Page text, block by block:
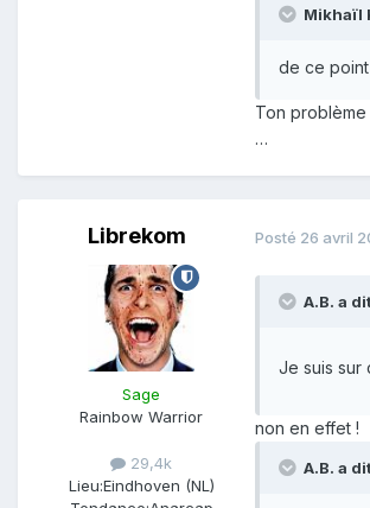
Mikhaïl
de ce
Ton
…
Librekom
Sage
Rainbow Warrior
29,4k
Lieu:Eindhoven (NL)
Posté 26 avril
A.B. a
Je suis sur
non en effet !
A.B. a